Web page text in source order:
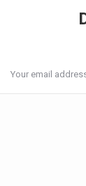
Your email